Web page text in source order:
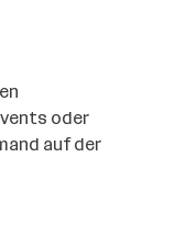
oder
auf der